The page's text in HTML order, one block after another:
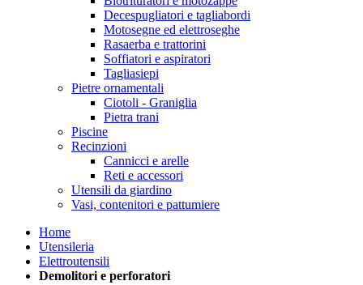
Decespugliatori e tagliabordi
Motosegne ed elettroseghe
Rasaerba e trattorini
Soffiatori e aspiratori
Tagliasiepi
Pietre ornamentali
Ciotoli - Graniglia
Pietra trani
Piscine
Recinzioni
Cannicci e arelle
Reti e accessori
Utensili da giardino
Vasi, contenitori e pattumiere
Home
Utensileria
Elettroutensili
Demolitori e perforatori